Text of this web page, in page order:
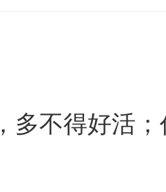
多不得好活